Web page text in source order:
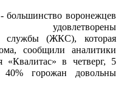
воронежцев
службы (ЖКС), которая
сообщили аналитики
«Квалитас» в четверг, 5
горожан довольны